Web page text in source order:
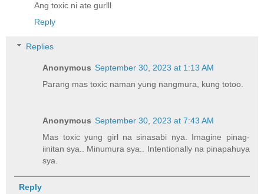
Ang toxic ni ate gurlll
Reply
Replies
Anonymous September 30, 2023 at 1:13 AM
Parang mas toxic naman yung nangmura, kung totoo.
Anonymous September 30, 2023 at 7:43 AM
Mas toxic yung girl na sinasabi nya. Imagine pinag-
iinitan sya.. Minumura sya.. Intentionally na pinapahuya
sya.
Reply